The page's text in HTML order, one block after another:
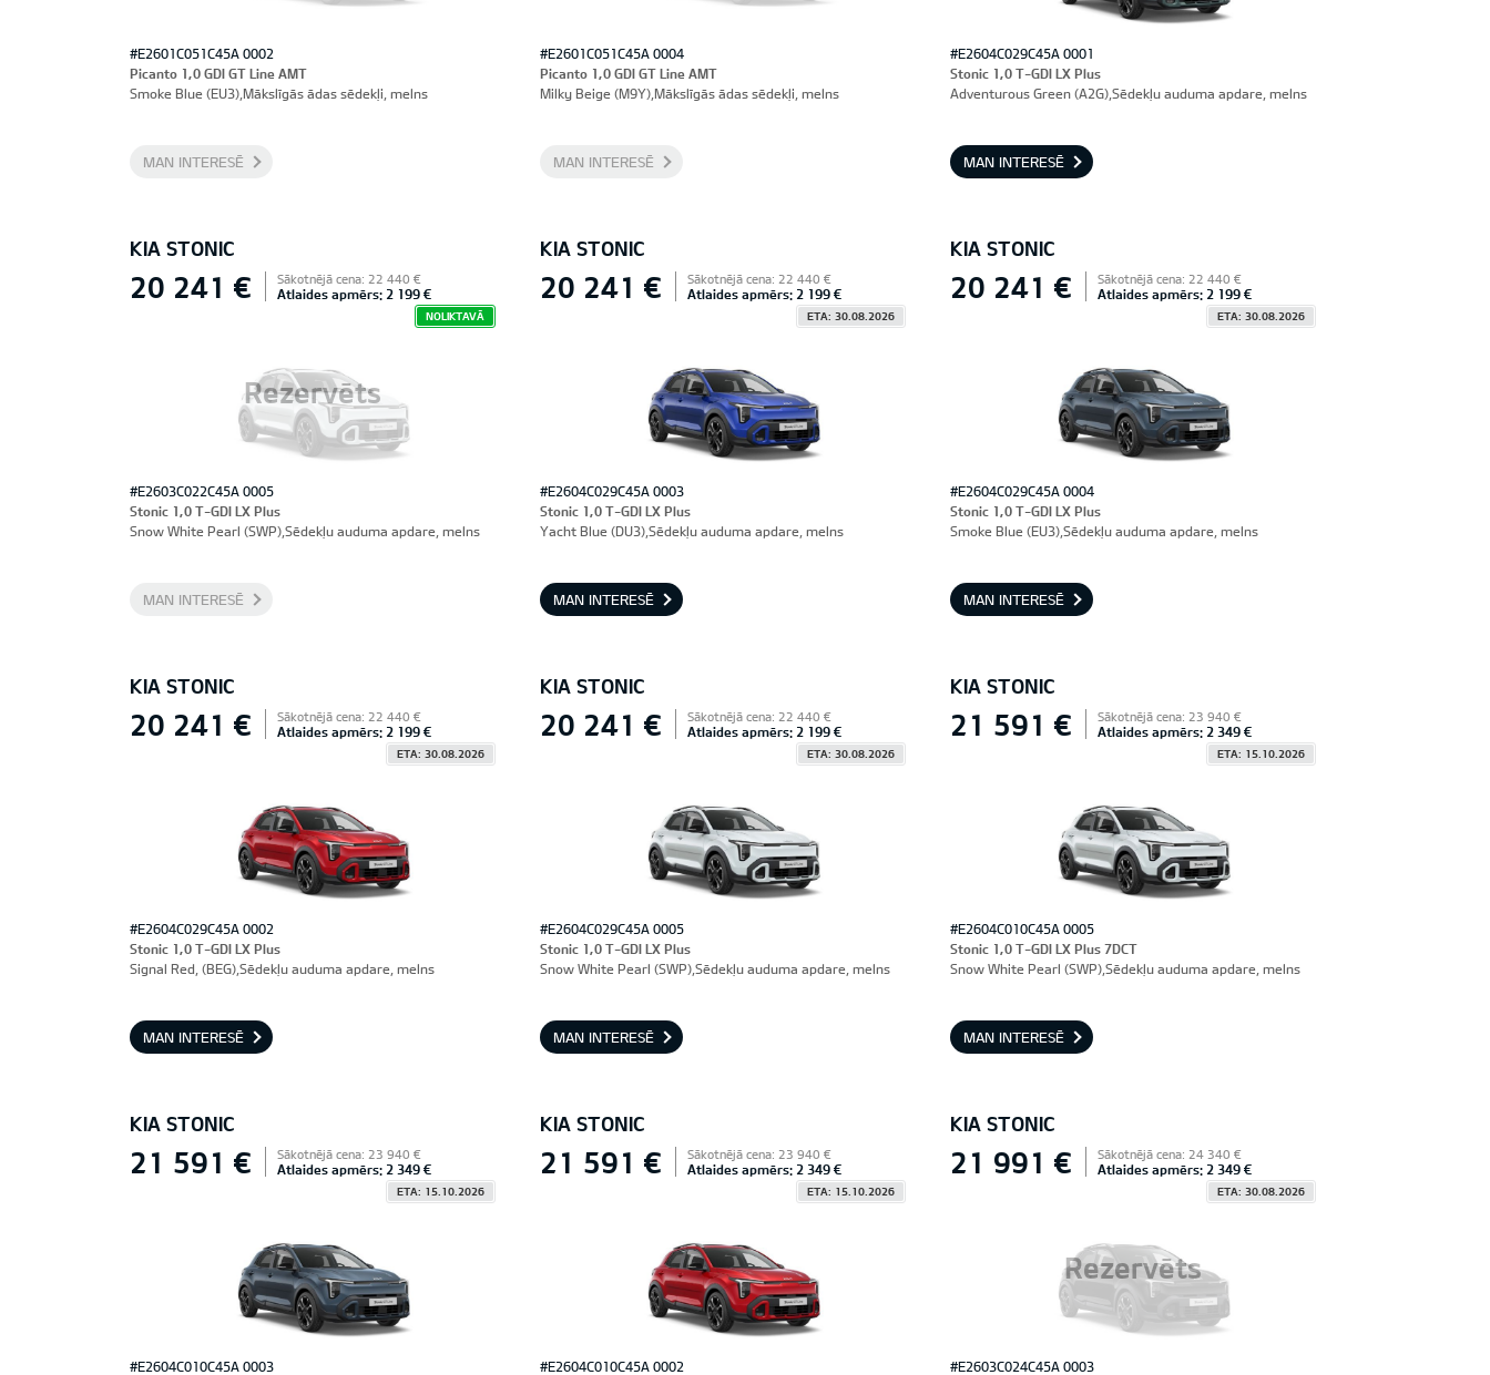
#E2601C051C45A 0002
Picanto 1,0 GDI GT Line AMT
Smoke Blue (EU3),Mākslīgās ādas sēdekļi, melns
MAN INTERESĒ
#E2601C051C45A 0004
Picanto 1,0 GDI GT Line AMT
Milky Beige (M9Y),Mākslīgās ādas sēdekļi, melns
MAN INTERESĒ
#E2604C029C45A 0001
Stonic 1,0 T-GDI LX Plus
Adventurous Green (A2G),Sēdekļu auduma apdare, melns
MAN INTERESĒ
KIA STONIC
Rezervēts
20 241 € Sākotnējā cena: 22 440 €
Atlaides apmērs: 2 199 €
NOLIKTAVĀ
#E2603C022C45A 0005
Stonic 1,0 T-GDI LX Plus
Snow White Pearl (SWP),Sēdekļu auduma apdare, melns
MAN INTERESĒ
KIA STONIC
20 241 € Sākotnējā cena: 22 440 €
Atlaides apmērs: 2 199 €
ETA: 30.08.2026
#E2604C029C45A 0003
Stonic 1,0 T-GDI LX Plus
Yacht Blue (DU3),Sēdekļu auduma apdare, melns
MAN INTERESĒ
KIA STONIC
20 241 € Sākotnējā cena: 22 440 €
Atlaides apmērs: 2 199 €
ETA: 30.08.2026
#E2604C029C45A 0004
Stonic 1,0 T-GDI LX Plus
Smoke Blue (EU3),Sēdekļu auduma apdare, melns
MAN INTERESĒ
KIA STONIC
20 241 € Sākotnējā cena: 22 440 €
Atlaides apmērs: 2 199 €
ETA: 30.08.2026
#E2604C029C45A 0002
Stonic 1,0 T-GDI LX Plus
Signal Red, (BEG),Sēdekļu auduma apdare, melns
MAN INTERESĒ
KIA STONIC
20 241 € Sākotnējā cena: 22 440 €
Atlaides apmērs: 2 199 €
ETA: 30.08.2026
#E2604C029C45A 0005
Stonic 1,0 T-GDI LX Plus
Snow White Pearl (SWP),Sēdekļu auduma apdare, melns
MAN INTERESĒ
KIA STONIC
21 591 € Sākotnējā cena: 23 940 €
Atlaides apmērs: 2 349 €
ETA: 15.10.2026
#E2604C010C45A 0005
Stonic 1,0 T-GDI LX Plus 7DCT
Snow White Pearl (SWP),Sēdekļu auduma apdare, melns
MAN INTERESĒ
KIA STONIC
21 591 € Sākotnējā cena: 23 940 €
Atlaides apmērs: 2 349 €
ETA: 15.10.2026
#E2604C010C45A 0003
KIA STONIC
21 591 € Sākotnējā cena: 23 940 €
Atlaides apmērs: 2 349 €
ETA: 15.10.2026
#E2604C010C45A 0002
KIA STONIC
Rezervēts
21 991 € Sākotnējā cena: 24 340 €
Atlaides apmērs: 2 349 €
ETA: 30.08.2026
#E2603C024C45A 0003